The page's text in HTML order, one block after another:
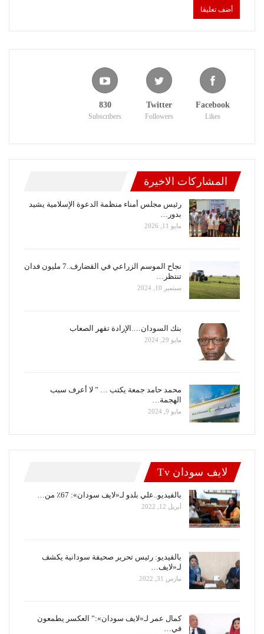
Facebook
Likes
Twitter
Followers
830
Subscribers
المشاركات الاخيرة
رئيس مجلس أمناء منظمة الدعوة الإسلامية يشيد
بدور…
مايو 11, 2026
نجاح الموسم الزراعي في القضارف..7 مليون فدان
تنتظر…
سبتمبر 10, 2024
بنك السودان….الإرادة تقهر الصعاب
مايو 29, 2024
محمد حامد جمعة يكتب … ” لا أعرف سبب
الهجمة…
مايو 9, 2024
لايف سودان Tv
بالفيديو..علي بلدو لـ«لايف سودان»: 67٪ من…
أبريل 12, 2022
بالفيديو: رئيس تحرير صحيفة سودانية يكشف
لـ«لايف…
مارس 31, 2022
كمال عمر لـ«لايف سودان»:” العكسر يطمعون
في…